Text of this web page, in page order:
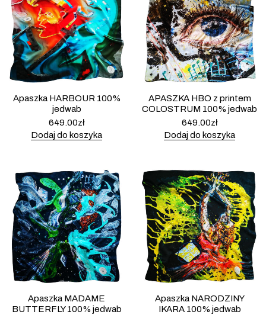
Apaszka HARBOUR 100%
jedwab
649.00zł
Dodaj do koszyka
APASZKA HBO z printem
COLOSTRUM 100% jedwab
649.00zł
Dodaj do koszyka
Apaszka MADAME
BUTTERFLY 100% jedwab
Apaszka NARODZINY
IKARA 100% jedwab